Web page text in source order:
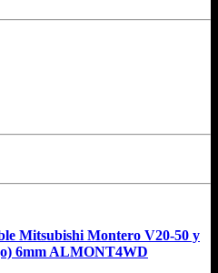
Mitsubishi Montero V20-50 y
6mm ALMONT4WD